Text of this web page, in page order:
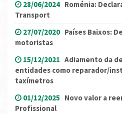
28/06/2024 Roménia:
Transport
27/07/2020 Países Baixos:
motoristas
15/12/2021 Adiamento da
entidades como reparador/
taxímetros
01/12/2025 Novo valor a
Profissional